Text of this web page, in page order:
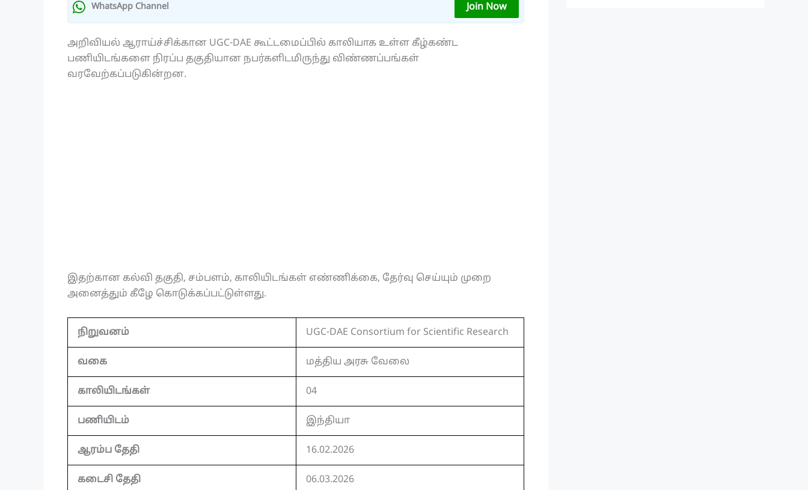
WhatsApp Channel Join Now
அறிவியல் ஆராய்ச்சிக்கான UGC-DAE கூட்டமைப்பில் காலியாக உள்ள கீழ்கண்ட
பணியிடங்களை நிரப்ப தகுதியான நபர்களிடமிருந்து விண்ணப்பங்கள்
வரவேற்கப்படுகின்றன.
இதற்கான கல்வி தகுதி, சம்பளம், காலியிடங்கள் எண்ணிக்கை, தேர்வு செய்யும் முறை
அனைத்தும் கீழே கொடுக்கப்பட்டுள்ளது.
நிறுவனம் UGC-DAE Consortium for Scientific Research
வகை மத்திய அரசு வேலை
காலியிடங்கள் 04
பணியிடம் இந்தியா
ஆரம்ப தேதி 16.02.2026
கடைசி தேதி 06.03.2026